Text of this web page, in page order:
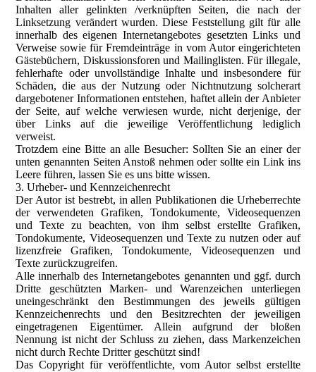
Inhalten aller gelinkten /verknüpften Seiten, die nach der
Linksetzung verändert wurden. Diese Feststellung gilt für alle
innerhalb des eigenen Internetangebotes gesetzten Links und
Verweise sowie für Fremdeinträge in vom Autor eingerichteten
Gästebüchern, Diskussionsforen und Mailinglisten. Für illegale,
fehlerhafte oder unvollständige Inhalte und insbesondere für
Schäden, die aus der Nutzung oder Nichtnutzung solcherart
dargebotener Informationen entstehen, haftet allein der Anbieter
der Seite, auf welche verwiesen wurde, nicht derjenige, der
über Links auf die jeweilige Veröffentlichung lediglich
verweist.
Trotzdem eine Bitte an alle Besucher: Sollten Sie an einer der
unten genannten Seiten Anstoß nehmen oder sollte ein Link ins
Leere führen, lassen Sie es uns bitte wissen.
3. Urheber- und Kennzeichenrecht
Der Autor ist bestrebt, in allen Publikationen die Urheberrechte
der verwendeten Grafiken, Tondokumente, Videosequenzen
und Texte zu beachten, von ihm selbst erstellte Grafiken,
Tondokumente, Videosequenzen und Texte zu nutzen oder auf
lizenzfreie Grafiken, Tondokumente, Videosequenzen und
Texte zurückzugreifen.
Alle innerhalb des Internetangebotes genannten und ggf. durch
Dritte geschützten Marken- und Warenzeichen unterliegen
uneingeschränkt den Bestimmungen des jeweils gültigen
Kennzeichenrechts und den Besitzrechten der jeweiligen
eingetragenen Eigentümer. Allein aufgrund der bloßen
Nennung ist nicht der Schluss zu ziehen, dass Markenzeichen
nicht durch Rechte Dritter geschützt sind!
Das Copyright für veröffentlichte, vom Autor selbst erstellte